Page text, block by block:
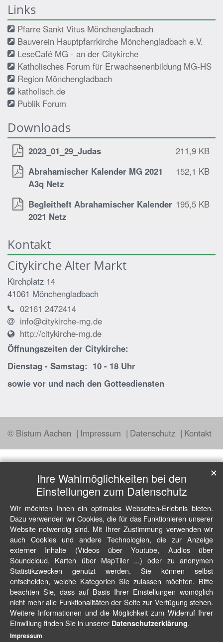
Links
Pfarre Sankt Vitus Mönchengladbach
Bauverein Hauptpfarrkirche Mönchengladbach e.V.
LeseCafé MG - an der Citykirche
Katholisches Forum für Erwachsenenbildung MG-HS
Region Mönchengladbach
katholisch.de
Publik Forum
Downloads
2023_01_29_Judas
211,9 KB
Abrahamischer Kalender MG 2021
A3q Netz
152,1 KB
Begleitheft Abrahamischer Kalender
2021 Netz
195,5 KB
Kontakt
Citykirche Alter Markt
Kirchplatz 14
41061 Mönchengladbach
02161 2472414
info@citykirche-mg.de
http://citykirche-mg.de
Öffnungszeiten der Citykirche:
Dienstag - Samstag: 10 - 18 Uhr
sowie vor und nach den Gottesdiensten
© Bistum Aachen Impressum Datenschutz Kontakt
Ihre Wahlmöglichkeiten bei den
Einstellungen zum Datenschutz
Wir möchten Ihnen ein optimales Webseiten-Erlebnis bieten.
Dazu verwenden wir Cookies, die für das Funktionieren unserer
Website notwendig sind. Mit Ihrer Zustimmung verwenden wir
auch Cookies und andere Technologien, die zur Anzeige
externer Inhalte (Videos über Youtube, Audios über
Soundcloud, Karten über MapTiler ...) oder zu anonymen
Statistikzwecken genutzt werden. Sie können selbst
entscheiden, welche Kategorien Sie zulassen möchten. Bitte
beachten Sie, dass auf Basis Ihrer Einstellungen womöglich
nicht mehr alle Funktionalitäten der Seite zur Verfügung stehen.
Weitere Informationen und die Möglichkeit zum Widerruf Ihrer
Einwillung finden Sie in unserer Datenschutzerklärung.
✕
Impressum